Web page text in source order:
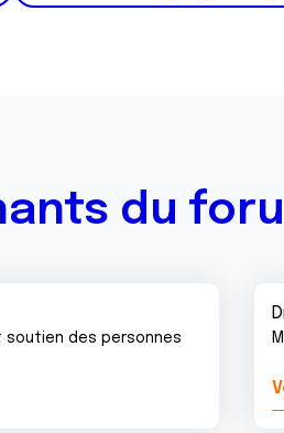
du
soutien des personnes